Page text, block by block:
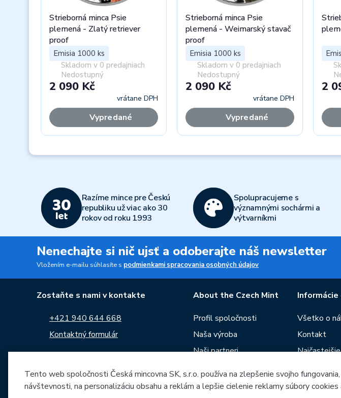
Strieborná minca Psie
plemená - Zlatý retriever
proof
Emisia 1000 ks
Skladom v 0 predajniach
Nedostupný
2 090 Kč
vrátane DPH
Vypredané
Strieborná minca Psie
plemená - Weimarský stavač
proof
Emisia 1000 ks
Skladom v 0 predajniach
Nedostupný
2 090 Kč
vrátane DPH
Vypredané
2
Razíme mince pre Českú
republiku už viac ako 30
rokov od roku 1993
Spolupracujeme s
významnými sochármi a
výtvarníkmi
Nenechajte si nič ujsť a odoberajte náš newsletter
Vložením e-mailu súhlasíte s podmienkami spracovania osobných údajov
Zostaňte s nami v kontakte
+421 940 644 668
Kontaktný formulár
About the Czech Mint
Profil spoločnosti
Naša výroba
Naši partneri
Správy
Informácie
Všetko o
Kontakt
Predajne
Tento web spoločnosti Česká mincovna SK, s.r.o. používa na zlepšenie svojho
návštevnosti, na personalizáciu obsahu a reklám a lepšie cielenie reklamy súbory